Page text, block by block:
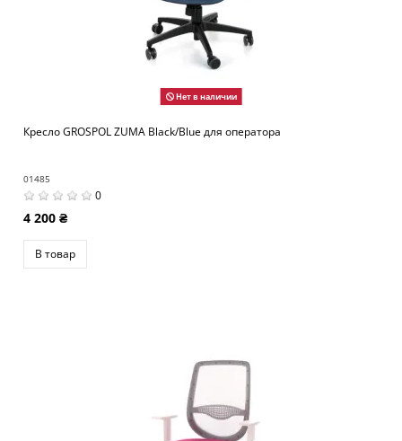
Нет в наличии
Кресло GROSPOL ZUMA Black/Blue для оператора
01485
0
4 200 ₴
В товар